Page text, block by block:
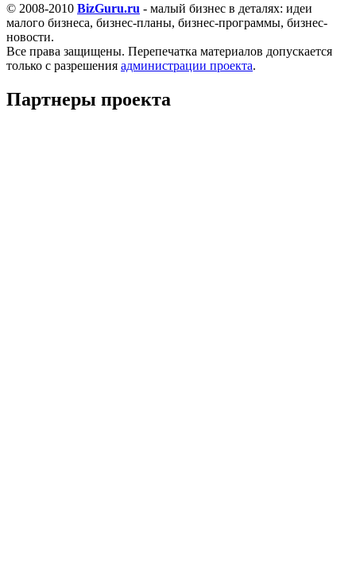
© 2008-2010 BizGuru.ru - малый бизнес в деталях: идеи
малого бизнеса, бизнес-планы, бизнес-программы, бизнес-
новости.
Все права защищены. Перепечатка материалов допускается
только с разрешения администрации проекта.
Партнеры проекта